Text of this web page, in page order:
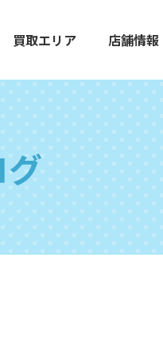
買取エリア 店舗情報